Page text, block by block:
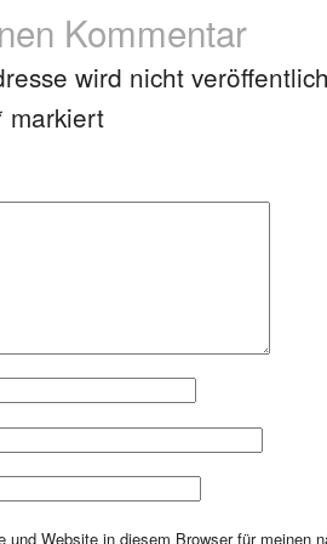
Kommentar
wird nicht
markiert
und Website in diesem Browser für meinen